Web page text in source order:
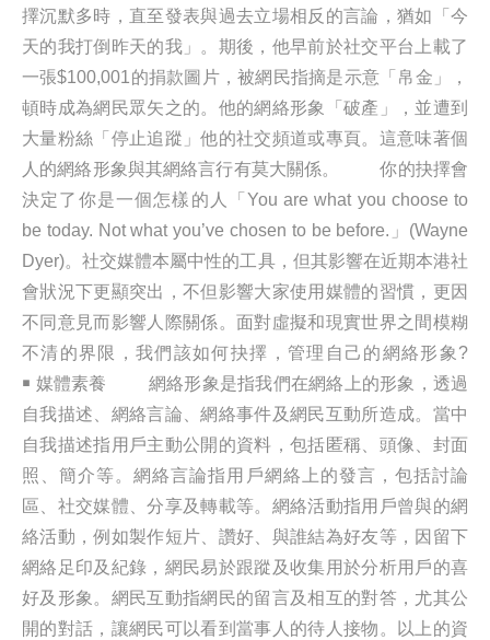
擇沉默多時，直至發表與過去立場相反的言論，猶如「今
天的我打倒昨天的我」。期後，他早前於社交平台上載了
一張$100,001的捐款圖片，被網民指摘是示意「帛金」，
頓時成為網民眾矢之的。他的網絡形象「破產」，並遭到
大量粉絲「停止追蹤」他的社交頻道或專頁。這意味著個
人的網絡形象與其網絡言行有莫大關係。 你的抉擇會
決定了你是一個怎樣的人「You are what you choose to
be today. Not what you’ve chosen to be before.」(Wayne
Dyer)。社交媒體本屬中性的工具，但其影響在近期本港社
會狀況下更顯突出，不但影響大家使用媒體的習慣，更因
不同意見而影響人際關係。面對虛擬和現實世界之間模糊
不清的界限，我們該如何抉擇，管理自己的網絡形象?
￭ 媒體素養 網絡形象是指我們在網絡上的形象，透過
自我描述、網絡言論、網絡事件及網民互動所造成。當中
自我描述指用戶主動公開的資料，包括匿稱、頭像、封面
照、簡介等。網絡言論指用戶網絡上的發言，包括討論
區、社交媒體、分享及轉載等。網絡活動指用戶曾與的網
絡活動，例如製作短片、讚好、與誰結為好友等，因留下
網絡足印及紀錄，網民易於跟蹤及收集用於分析用戶的喜
好及形象。網民互動指網民的留言及相互的對答，尤其公
開的對話，讓網民可以看到當事人的待人接物。以上的資